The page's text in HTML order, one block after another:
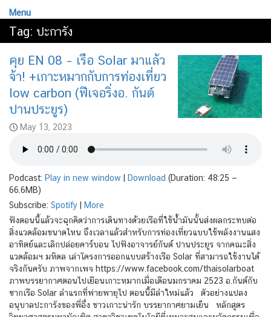
Menu
Tag: ปะการัง
คุย EN 08 – เรือ Solar มาแล้ว
จ้า! +เกาะหมากกับการท่องเที่ยว
low carbon (ฟีเจอริ่งอ. กันต์
ปานประยูร)
May 13, 2023
Podcast: Play in new window | Download (Duration: 48:25 —
66.6MB)
Subscribe: Spotify | More
ฟังตอนนี้แล้วจะฉุกคิดว่าการเดินทางด้วยเรือที่ใช้น้ำมันนั้นส่งผลกระทบต่อ
สิ่งแวดล้อมขนาดไหน ถึงเวลาแล้วสำหรับการท่องเที่ยวแบบใช้พลังงานแสง
อาทิตย์และเลิกปล่อยคาร์บอน ไปฟังอาจารย์กันต์ ปานประยูร จากคณะสิ่ง
แวดล้อมฯ มหิดล เล่าโครงการออกแบบสร้างเรือ Solar ที่สามารถใช้งานได้
จริงกันครับ ภาพจากเพจ https://www.facebook.com/thaisolarboat
ภาพบรรยากาศตอนไปเยือนเกาะหมากเมื่อเดือนมกราคม 2523 อ.กันต์กับ
ซากเรือ Solar ลำแรกที่พ่ายพายุไป ตอนนี้มีลำใหม่แล้ว ตัวอย่างแปลง
อนุบาลปะการังของพี่อึ่ง ชาวเกาะน่ารัก บรรยากาศยามเย็น หลักสูตร